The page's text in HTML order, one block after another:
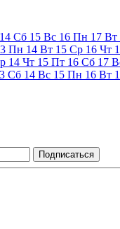
14 Сб 15 Вс 16 Пн 17 Вт
Пн 14 Вт 15 Ср 16 Чт
14 Чт 15 Пт 16 Сб 17
Сб 14 Вс 15 Пн 16 Вт